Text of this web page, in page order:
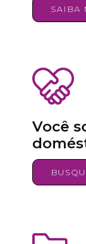
SAIBA
Você